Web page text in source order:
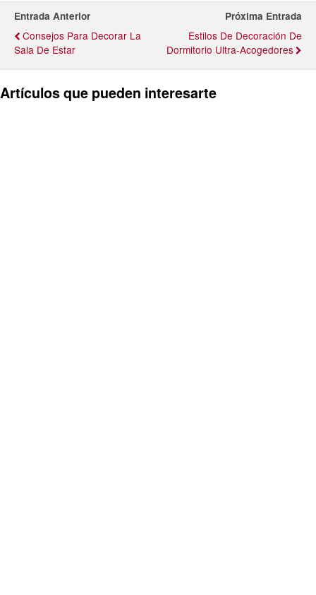
Entrada Anterior
Consejos Para Decorar La
Sala De Estar
Próxima Entrada
Estilos De Decoración De
Dormitorio Ultra-Acogedores
Artículos que pueden interesarte